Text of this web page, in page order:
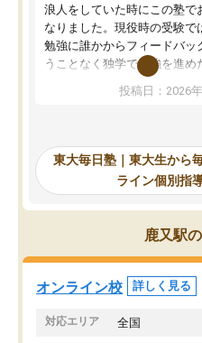
浪人をしていた時にこの塾で
なりました。現役時の受験で
勉強に誰かからフィードバッ
うことなく独学で勉強を進め
入試本番に地歴の学習が間に
合格となってしまいました。
東大毎日塾にたどり着きまし
の長期計画や日々の勉強のや
いて客観的なアドバイスをい
ので、自信をもって受験勉強
ことができました。自分のよ
のやり方や進捗管理で苦労し
には特におすすめしたい塾で
投稿日：2026
東大毎日塾｜東大生から
ライン個別指
鹿又駅
オンライン校 詳しく見る
対応エリア 全国